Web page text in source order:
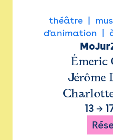
théâtre
d'animation
Émeric
Jérôme
13→